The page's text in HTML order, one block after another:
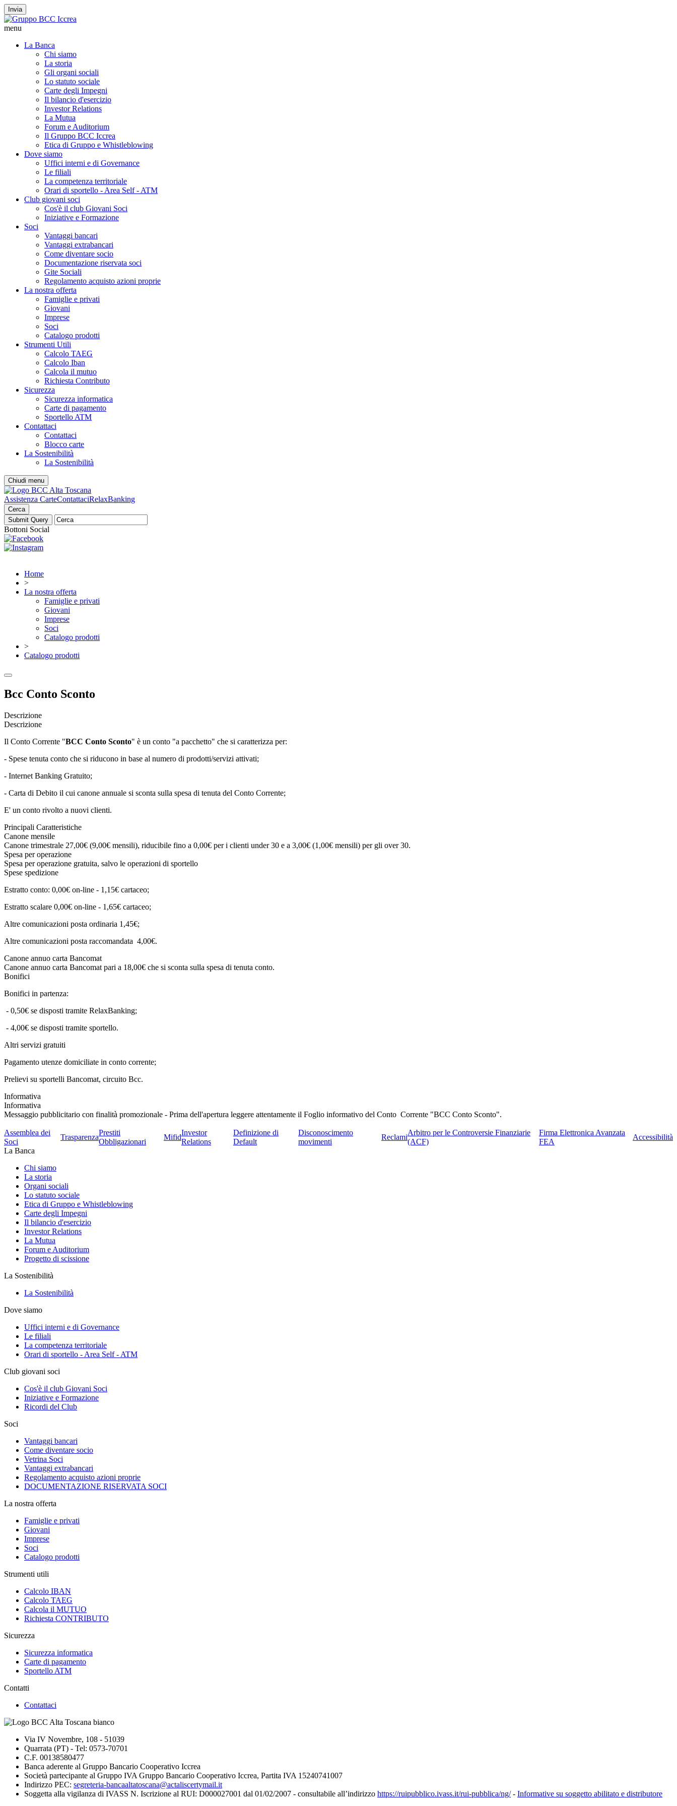
Invia
menu
La Banca
Chi siamo
La storia
Gli organi sociali
Lo statuto sociale
Carte degli Impegni
Il bilancio d'esercizio
Investor Relations
La Mutua
Forum e Auditorium
Il Gruppo BCC Iccrea
Etica di Gruppo e Whistleblowing
Dove siamo
Uffici interni e di Governance
Le filiali
La competenza territoriale
Orari di sportello - Area Self - ATM
Club giovani soci
Cos'è il club Giovani Soci
Iniziative e Formazione
Soci
Vantaggi bancari
Vantaggi extrabancari
Come diventare socio
Documentazione riservata soci
Gite Sociali
Regolamento acquisto azioni proprie
La nostra offerta
Famiglie e privati
Giovani
Imprese
Soci
Catalogo prodotti
Strumenti Utili
Calcolo TAEG
Calcolo Iban
Calcola il mutuo
Richiesta Contributo
Sicurezza
Sicurezza informatica
Carte di pagamento
Sportello ATM
Contattaci
Contattaci
Blocco carte
La Sostenibilità
La Sostenibilità
Chiudi menu
Assistenza CarteContattaciRelaxBanking
Cerca
Bottoni Social
Home
>
La nostra offerta
Famiglie e privati
Giovani
Imprese
Soci
Catalogo prodotti
>
Catalogo prodotti
Bcc Conto Sconto
Descrizione
Descrizione
Il Conto Corrente "BCC Conto Sconto" è un conto "a pacchetto" che si caratterizza per:
- Spese tenuta conto che si riducono in base al numero di prodotti/servizi attivati;
- Internet Banking Gratuito;
- Carta di Debito il cui canone annuale si sconta sulla spesa di tenuta del Conto Corrente;
E' un conto rivolto a nuovi clienti.
Principali Caratteristiche
Canone mensile
Canone trimestrale 27,00€ (9,00€ mensili), riducibile fino a 0,00€ per i clienti under 30 e a 3,00€ (1,00€ mensili) per gli over 30.
Spesa per operazione
Spesa per operazione gratuita, salvo le operazioni di sportello
Spese spedizione
Estratto conto: 0,00€ on-line - 1,15€ cartaceo;
Estratto scalare 0,00€ on-line - 1,65€ cartaceo;
Altre comunicazioni posta ordinaria 1,45€;
Altre comunicazioni posta raccomandata 4,00€.
Canone annuo carta Bancomat
Canone annuo carta Bancomat pari a 18,00€ che si sconta sulla spesa di tenuta conto.
Bonifici
Bonifici in partenza:
- 0,50€ se disposti tramite RelaxBanking;
- 4,00€ se disposti tramite sportello.
Altri servizi gratuiti
Pagamento utenze domiciliate in conto corrente;
Prelievi su sportelli Bancomat, circuito Bcc.
Informativa
Informativa
Messaggio pubblicitario con finalità promozionale - Prima dell'apertura leggere attentamente il Foglio informativo del Conto Corrente "BCC Conto Sconto".
Assemblea dei
Soci
Trasparenza
Prestiti
Obbligazionari
Mifid
Investor
Relations
Definizione di
Default
Disconoscimento
movimenti
Reclami
Arbitro per le Controversie Finanziarie
(ACF)
Firma Elettronica Avanzata
FEA
Accessibilità
La Banca
Chi siamo
La storia
Organi sociali
Lo statuto sociale
Etica di Gruppo e Whistleblowing
Carte degli Impegni
Il bilancio d'esercizio
Investor Relations
La Mutua
Forum e Auditorium
Progetto di scissione
La Sostenibilità
La Sostenibilità
Dove siamo
Uffici interni e di Governance
Le filiali
La competenza territoriale
Orari di sportello - Area Self - ATM
Club giovani soci
Cos'è il club Giovani Soci
Iniziative e Formazione
Ricordi del Club
Soci
Vantaggi bancari
Come diventare socio
Vetrina Soci
Vantaggi extrabancari
Regolamento acquisto azioni proprie
DOCUMENTAZIONE RISERVATA SOCI
La nostra offerta
Famiglie e privati
Giovani
Imprese
Soci
Catalogo prodotti
Strumenti utili
Calcolo IBAN
Calcolo TAEG
Calcola il MUTUO
Richiesta CONTRIBUTO
Sicurezza
Sicurezza informatica
Carte di pagamento
Sportello ATM
Contatti
Contattaci
Via IV Novembre, 108 - 51039
Quarrata (PT) - Tel: 0573-70701
C.F. 00138580477
Banca aderente al Gruppo Bancario Cooperativo Iccrea
Società partecipante al Gruppo IVA Gruppo Bancario Cooperativo Iccrea, Partita IVA 15240741007
Indirizzo PEC: segreteria-bancaaltatoscana@actaliscertymail.it
Soggetta alla vigilanza di IVASS N. Iscrizione al RUI: D000027001 dal 01/02/2007 - consultabile all’indirizzo https://ruipubblico.ivass.it/rui-pubblica/ng/- Informative su soggetto abilitato e distributore